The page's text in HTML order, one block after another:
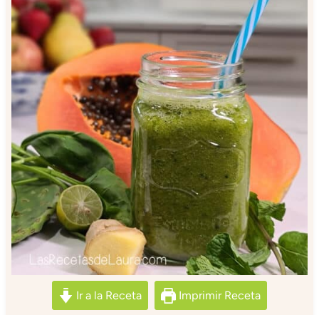
Ir a la Receta Imprimir Receta